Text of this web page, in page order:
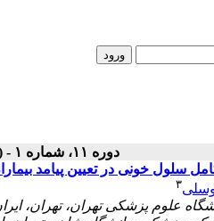
دوره ۱۱، شماره ۱ - ( ۱۴۰۱ )
در تعیین پیامد بیماران با تشخیص
۳